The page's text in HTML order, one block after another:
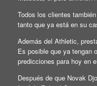
Todos los clientes
tanto que ya está en su
Además del Athletic,
Es posible que ya tengan
predicciones para hoy en
Después de que Novak